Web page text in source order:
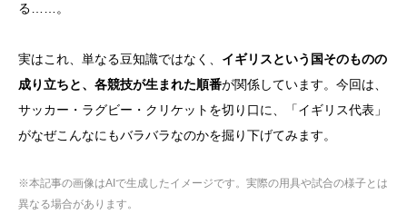
る……。
実はこれ、単なる豆知識ではなく、 イギリスという国そのものの
成り立ちと、各競技が生まれた順番が関係しています。今回は、
サッカー・ラグビー・クリケットを切り口に、「イギリス代表」
がなぜこんなにもバラバラなのかを掘り下げてみます。
※本記事の画像はAIで生成したイメージです。実際の用具や試合の様子とは
異なる場合があります。